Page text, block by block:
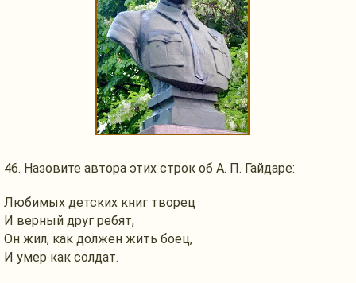
46. Назовите автора этих строк обА. П. Гайдаре:
Любимых детских книг творец
И верный друг ребят,
Он жил, как должен жить боец,
И умер как солдат.